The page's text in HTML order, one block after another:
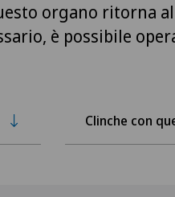
organo ritorna
è possibile
Clinche con